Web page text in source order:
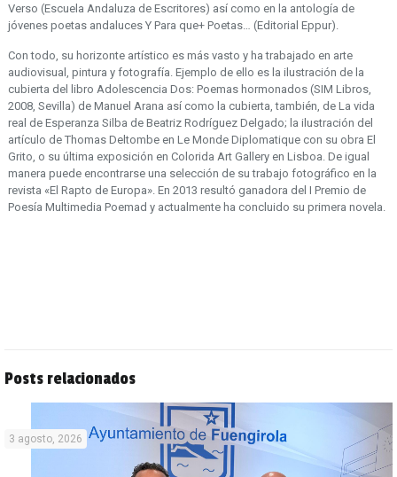
Verso (Escuela Andaluza de Escritores) así como en la antología de
jóvenes poetas andaluces Y Para que+ Poetas… (Editorial Eppur).
Con todo, su horizonte artístico es más vasto y ha trabajado en arte
audiovisual, pintura y fotografía. Ejemplo de ello es la ilustración de la
cubierta del libro Adolescencia Dos: Poemas hormonados (SIM Libros,
2008, Sevilla) de Manuel Arana así como la cubierta, también, de La vida
real de Esperanza Silba de Beatriz Rodríguez Delgado; la ilustración del
artículo de Thomas Deltombe en Le Monde Diplomatique con su obra El
Grito, o su última exposición en Colorida Art Gallery en Lisboa. De igual
manera puede encontrarse una selección de su trabajo fotográfico en la
revista «El Rapto de Europa». En 2013 resultó ganadora del I Premio de
Poesía Multimedia Poemad y actualmente ha concluido su primera novela.
Posts relacionados
3 agosto, 2026